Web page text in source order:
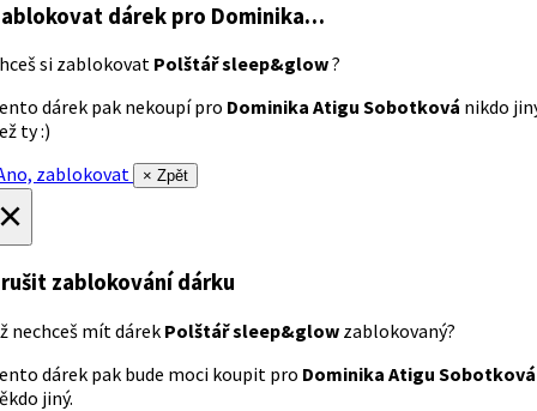
dárek pro Dominika…
si zablokovat Polštář sleep&glow?
dárek pak nekoupí pro Dominika Atigu Sobotková nikdo
ty :)
zablokovat
× Zpět
zablokování dárku
nechceš mít dárek Polštář sleep&glow zablokovaný?
dárek pak bude moci koupit pro Dominika Atigu Sobotková
jiný.